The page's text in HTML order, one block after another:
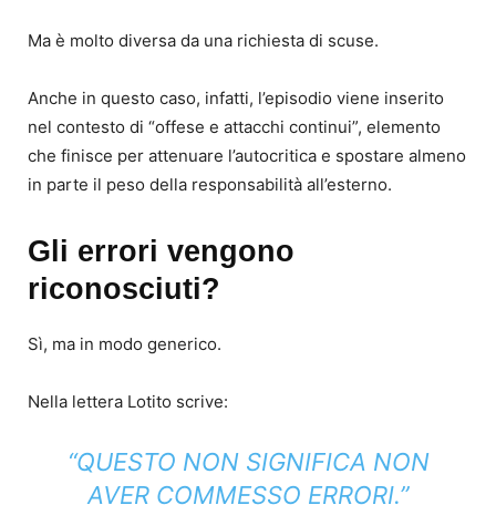
Ma è molto diversa da una richiesta di scuse.
Anche in questo caso, infatti, l’episodio viene inserito
nel contesto di “offese e attacchi continui”, elemento
che finisce per attenuare l’autocritica e spostare almeno
in parte il peso della responsabilità all’esterno.
Gli errori vengono
riconosciuti?
Sì, ma in modo generico.
Nella lettera Lotito scrive:
“QUESTO NON SIGNIFICA NON
AVER COMMESSO ERRORI.”